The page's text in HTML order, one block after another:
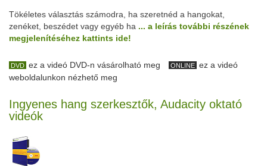
Tökéletes választás számodra, ha szeretnéd a hangokat,
zenéket, beszédet vagy egyéb ha ... a leírás további részének
megjelenítéséhez kattints ide!
DVD ez a videó DVD-n vásárolható meg ONLINE ez a videó
weboldalunkon nézhető meg
Ingyenes hang szerkesztők, Audacity oktató
videók